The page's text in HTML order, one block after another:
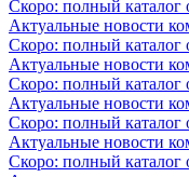
Скоро: полный каталог
Актуальные новости
Скоро: полный каталог
Актуальные новости
Скоро: полный каталог
Актуальные новости
Скоро: полный каталог
Актуальные новости
Скоро: полный каталог